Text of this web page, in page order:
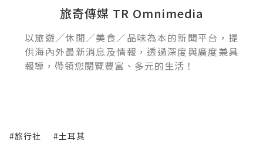
旅奇傳媒 TR Omnimedia
以旅遊／休閒／美食／品味為本的新聞平台，提
供海內外最新消息及情報，透過深度與廣度兼具
報導，帶領您閱覽豐富、多元的生活！
#旅行社 #土耳其